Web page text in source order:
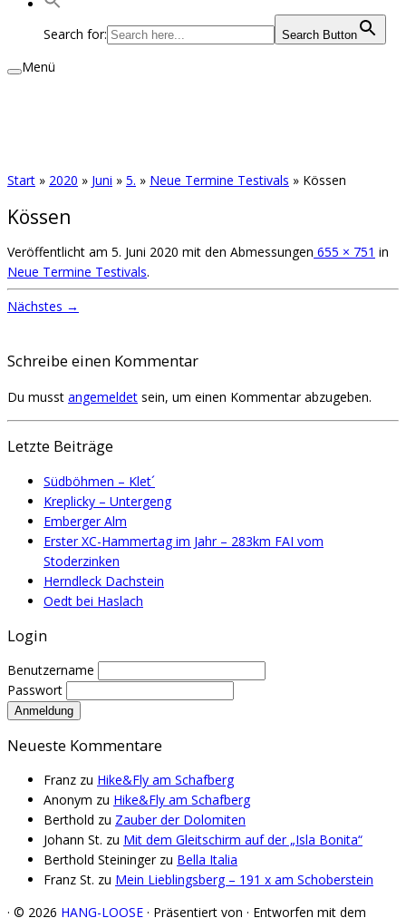
Search for: Search Button
Menü
Start » 2020 » Juni » 5. » Neue Termine Testivals » Kössen
Kössen
Veröffentlicht am 5. Juni 2020 mit den Abmessungen 655 × 751 in
Neue Termine Testivals.
Nächstes →
Schreibe einen Kommentar
Du musst angemeldet sein, um einen Kommentar abzugeben.
Letzte Beiträge
Südböhmen – Klet´
Kreplicky – Untergeng
Emberger Alm
Erster XC-Hammertag im Jahr – 283km FAI vom
Stoderzinken
Herndleck Dachstein
Oedt bei Haslach
Login
Benutzername
Passwort
Neueste Kommentare
Franz zu Hike&Fly am Schafberg
Anonym zu Hike&Fly am Schafberg
Berthold zu Zauber der Dolomiten
Johann St. zu Mit dem Gleitschirm auf der „Isla Bonita“
Berthold Steiningerzu Bella Italia
Franz St. zu Mein Lieblingsberg – 191 x am Schoberstein
· © 2026 HANG-LOOSE · Präsentiert von · Entworfen mit dem